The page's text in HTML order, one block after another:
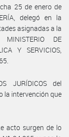
25 de enero de
delegó en la
asignadas a la
DE
Y SERVICIOS,
JURÍDICOS del
la intervención que
acto surgen de lo